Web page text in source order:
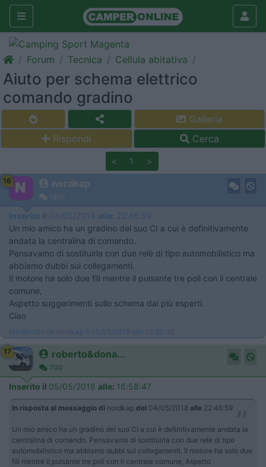
Forum Tecnica Cellula abitativa
Aiuto per schema elettrico
comando gradino
Galleria
Rispondi
Cerca
< 1 >
16 nordkap
1897
Inserito il 04/05/2018 alle: 22:46:59
Un mio amico ha un gradino del suo CI a cui è definitivamente
andata la centralina di comando.
Pensavamo di sostituirla con due relè di tipo automobilistico ma
abbiamo dubbi sui collegamenti.
Il motore ha solo due fili mentre il pulsante tre poli con il centrale
comune,
Aspetto suggerimenti sullo schema dai più esperti.
Ciao
Modificato da nordkap il 05/05/2018 alle 12:50:35
17 roberto&dona...
700
Inserito il 05/05/2018 alle: 16:58:47
In risposta al messaggio di nordkap del 04/05/2018 alle 22:46:59
Un mio amico ha un gradino del suo CI a cui è definitivamente andata la
centralina di comando. Pensavamo di sostituirla con due relè di tipo
automobilistico ma abbiamo dubbi sui collegamenti. Il motore ha solo due
fili mentre il pulsante tre poli con il centrale comune, Aspetto